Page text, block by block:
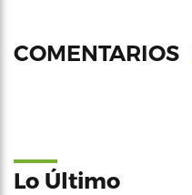
COMENTARIOS
Lo Último